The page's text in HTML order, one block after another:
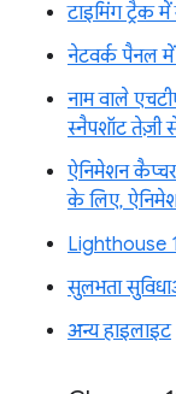
टाइमिंग ट्रैक
नेटवर्क पैनल में
नाम वाले
स्नैपशॉट तेज़ी
ऐनिमेशन
के लिए,
Lighthouse
सुलभता
अन्य हाइलाइट